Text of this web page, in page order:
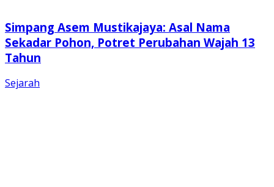
Simpang Asem Mustikajaya: Asal Nama
Sekadar Pohon, Potret Perubahan Wajah 13
Tahun
Sejarah